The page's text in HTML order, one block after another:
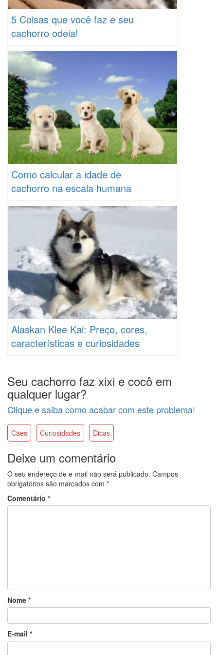
5 Coisas que você faz e seu
cachorro odeia!
Como calcular a idade de
cachorro na escala humana
Alaskan Klee Kai: Preço, cores,
características e curiosidades
Seu cachorro faz xixi e cocô em
qualquer lugar?
Clique e saiba como acabar com este problema!
Cães Curiosidades Dicas
Deixe um comentário
O seu endereço de e-mail não será publicado. Campos
obrigatórios são marcados com *
Comentário *
Nome *
E-mail *